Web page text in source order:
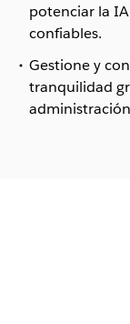
potenciar la
confiables.
Gestione y
tranquilidad